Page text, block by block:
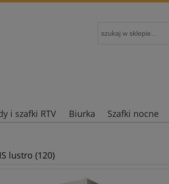
i szafki RTV Biurka Szafki nocne
lustro (120)